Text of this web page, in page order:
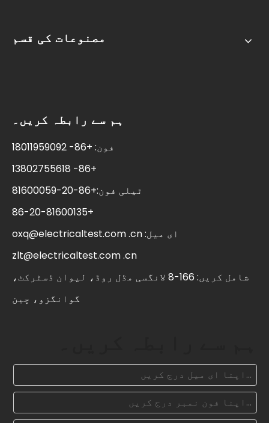
مصنوعات کی قسم
ہم سے رابطہ کریں۔
فون: +86- 18011959092
+86- 13802755618
ٹیلی فون:+86-20-81600059
+86-20-81600135
ای میل:oxq@electricaltest.com .cn
zlt@electricaltest.com .cn
شامل کریں: 166-8 لانگسی مڈل روڈ، لیوان ڈسٹرکٹ،
گوانگزو، چین